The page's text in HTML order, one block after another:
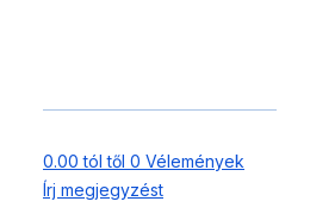
0.00 tól től 0 Vélemények
Írj megjegyzést